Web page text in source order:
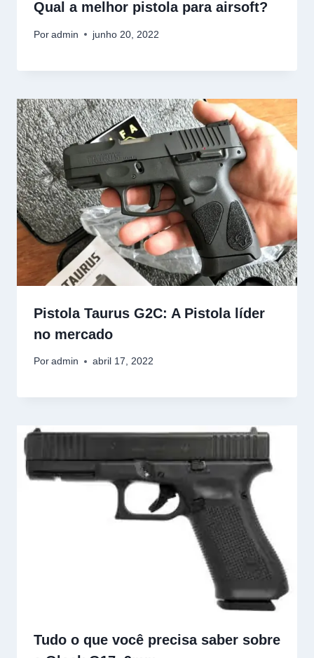
Qual a melhor pistola para airsoft?
Por admin junho 20, 2022
Pistola Taurus G2C: A Pistola líder
no mercado
Por admin abril 17, 2022
Tudo o que você precisa saber sobre